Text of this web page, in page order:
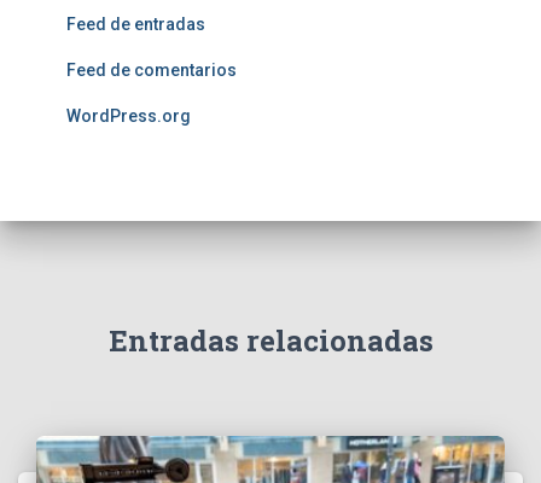
Feed de entradas
Feed de comentarios
WordPress.org
Entradas relacionadas